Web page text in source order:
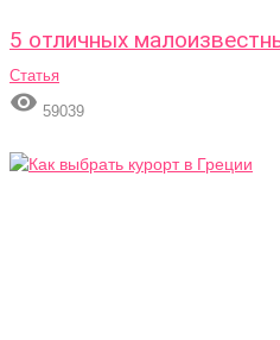
5 отличных
Статья
 59039